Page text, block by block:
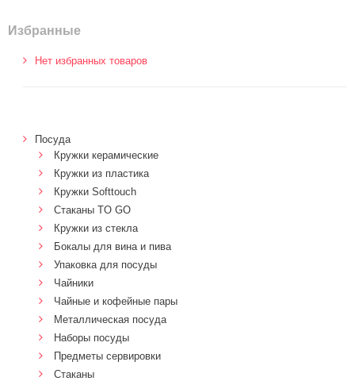
Избранные
Нет избранных товаров
Посуда
Кружки керамические
Кружки из пластика
Кружки Softtouch
Стаканы TO GO
Кружки из стекла
Бокалы для вина и пива
Упаковка для посуды
Чайники
Чайные и кофейные пары
Металлическая посуда
Наборы посуды
Предметы сервировки
Стаканы